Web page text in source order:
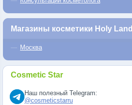
Магазины косметики Holy Land
Москва
Cosmetic Star
Наш полезный Telegram:
@cosmeticstarru